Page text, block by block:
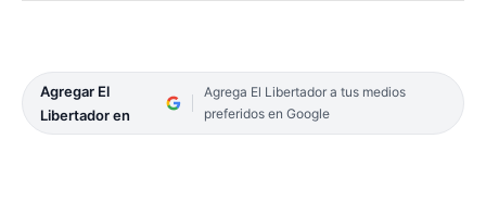
Agregar El
Libertador en
Agrega El Libertador a tus medios
preferidos en Google